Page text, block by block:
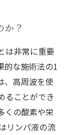
か？
は非常に重要
的な施術法の1
、高周波を使
ることができ
くの酸素や栄
リンパ液の流